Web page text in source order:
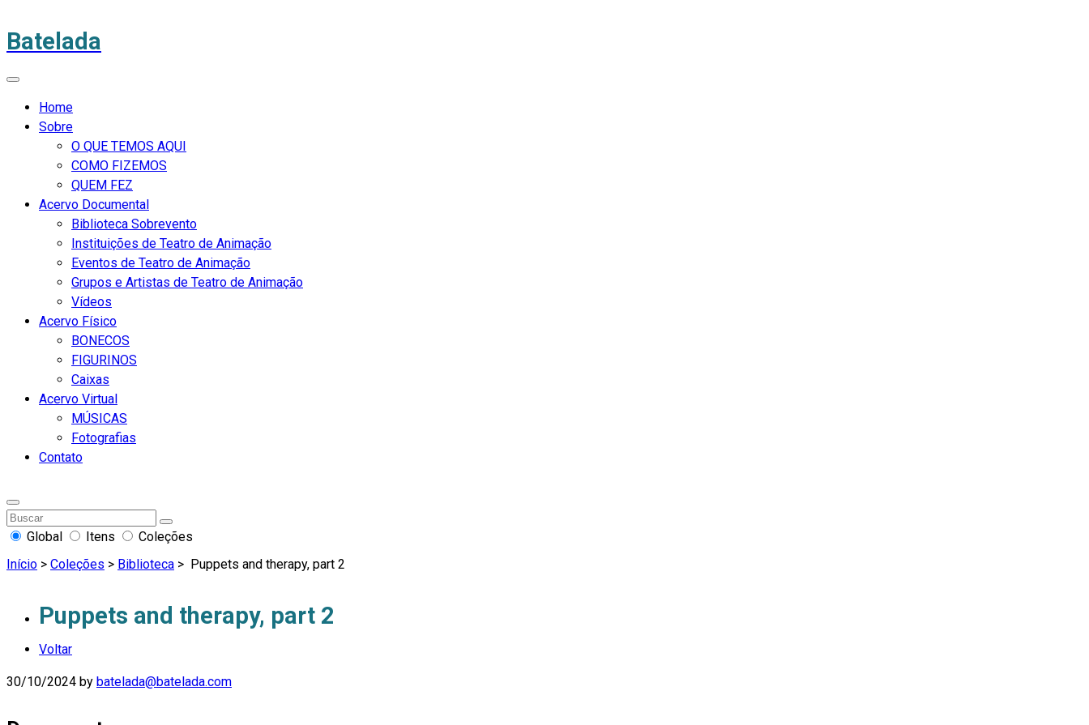
Batelada
Home
Sobre
O QUE TEMOS AQUI
COMO FIZEMOS
QUEM FEZ
Acervo Documental
Biblioteca Sobrevento
Instituições de Teatro de Animação
Eventos de Teatro de Animação
Grupos e Artistas de Teatro de Animação
Vídeos
Acervo Físico
BONECOS
FIGURINOS
Caixas
Acervo Virtual
MÚSICAS
Fotografias
Contato
Global Itens
Coleções
Início > Coleções > Biblioteca > Puppets and therapy, part 2
Puppets and therapy, part 2
Voltar
30/10/2024 by batelada@batelada.com